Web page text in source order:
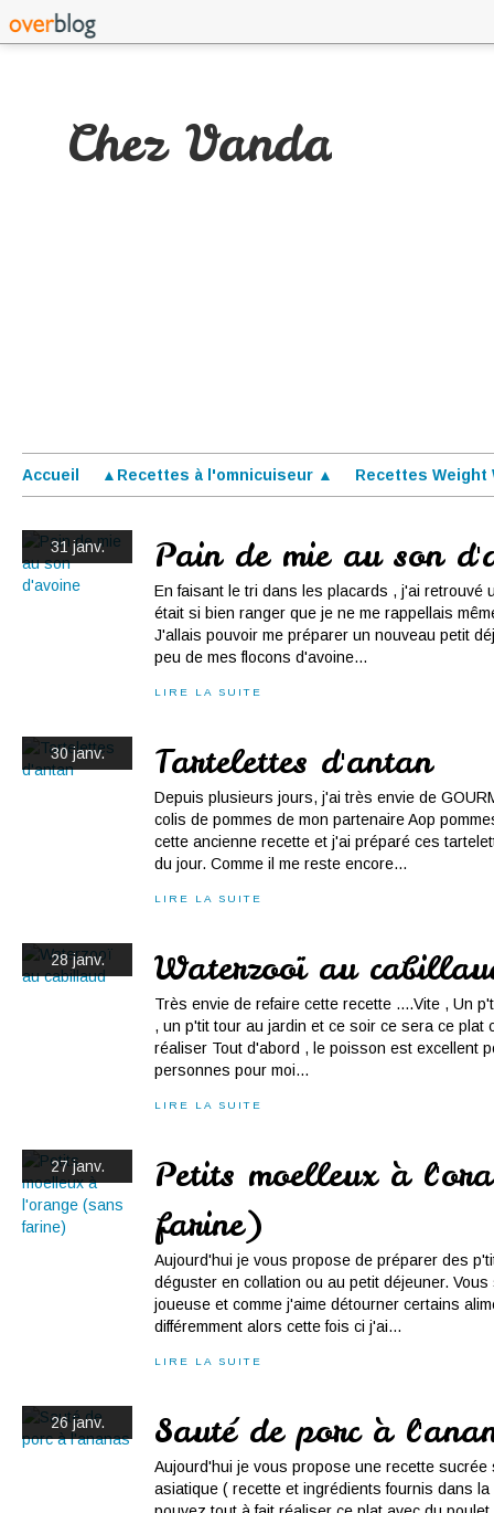
Chez Vanda
Accueil ▲Recettes à l'omnicuiseur ▲ Recettes Weight
31 janv.
Pain de mie au son
En faisant le tri dans les placards , j'ai retrouvé
était si bien ranger que je ne me rappellais
J'allais pouvoir me préparer un nouveau petit
peu de mes flocons d'avoine...
LIRE LA SUITE
30 janv. Tartelettes d'antan
Depuis plusieurs jours, j'ai très envie de
colis de pommes de mon partenaire Aop
cette ancienne recette et j'ai préparé ces
du jour. Comme il me reste encore...
LIRE LA SUITE
28 janv. Waterzooï au
Très envie de refaire cette recette ....Vite , Un
, un p'tit tour au jardin et ce soir ce sera ce plat
réaliser Tout d'abord , le poisson est excellent
personnes pour moi...
LIRE LA SUITE
27 janv.
Petits moelleux à
farine)
Aujourd'hui je vous propose de préparer des
déguster en collation ou au petit déjeuner.
joueuse et comme j'aime détourner certains
différemment alors cette fois ci j'ai...
LIRE LA SUITE
26 janv. Sauté de porc à
Aujourd'hui je vous propose une recette
asiatique ( recette et ingrédients fournis dans la